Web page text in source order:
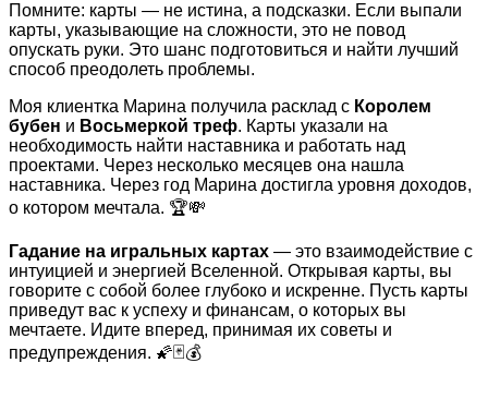
Помните: карты — не истина, а подсказки. Если выпали
карты, указывающие на сложности, это не повод
опускать руки. Это шанс подготовиться и найти лучший
способ преодолеть проблемы.
Моя клиентка Марина получила расклад с Королем
бубен и Восьмеркой треф. Карты указали на
необходимость найти наставника и работать над
проектами. Через несколько месяцев она нашла
наставника. Через год Марина достигла уровня доходов,
о котором мечтала. 🏆💸
Гадание на игральных картах — это взаимодействие с
интуицией и энергией Вселенной. Открывая карты, вы
говорите с собой более глубоко и искренне. Пусть карты
приведут вас к успеху и финансам, о которых вы
мечтаете. Идите вперед, принимая их советы и
предупреждения. 🌠🃏💰